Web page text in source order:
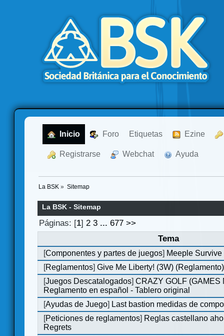
Inicio Foro Etiquetas Ezine
Registrarse Webchat Ayuda
La BSK » Sitemap
La BSK - Sitemap
Páginas: [1]2 3 ...677 >>
Tema
[Componentes y partes de juegos] Meeple
[Reglamentos]Give Me Liberty! (3W) (Reglamento)
[Juegos Descatalogados]CRAZY GOLF (GAMES
Reglamento en español - Tablero original
[Ayudas de Juego] Last bastion medidas de
[Peticiones de reglamentos] Reglas castellano
Regrets